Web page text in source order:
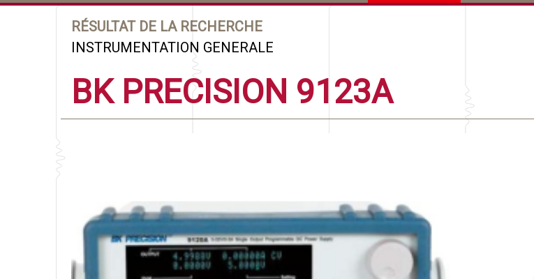
RÉSULTAT DE LA RECHERCHE
INSTRUMENTATION GENERALE
BK PRECISION 9123A